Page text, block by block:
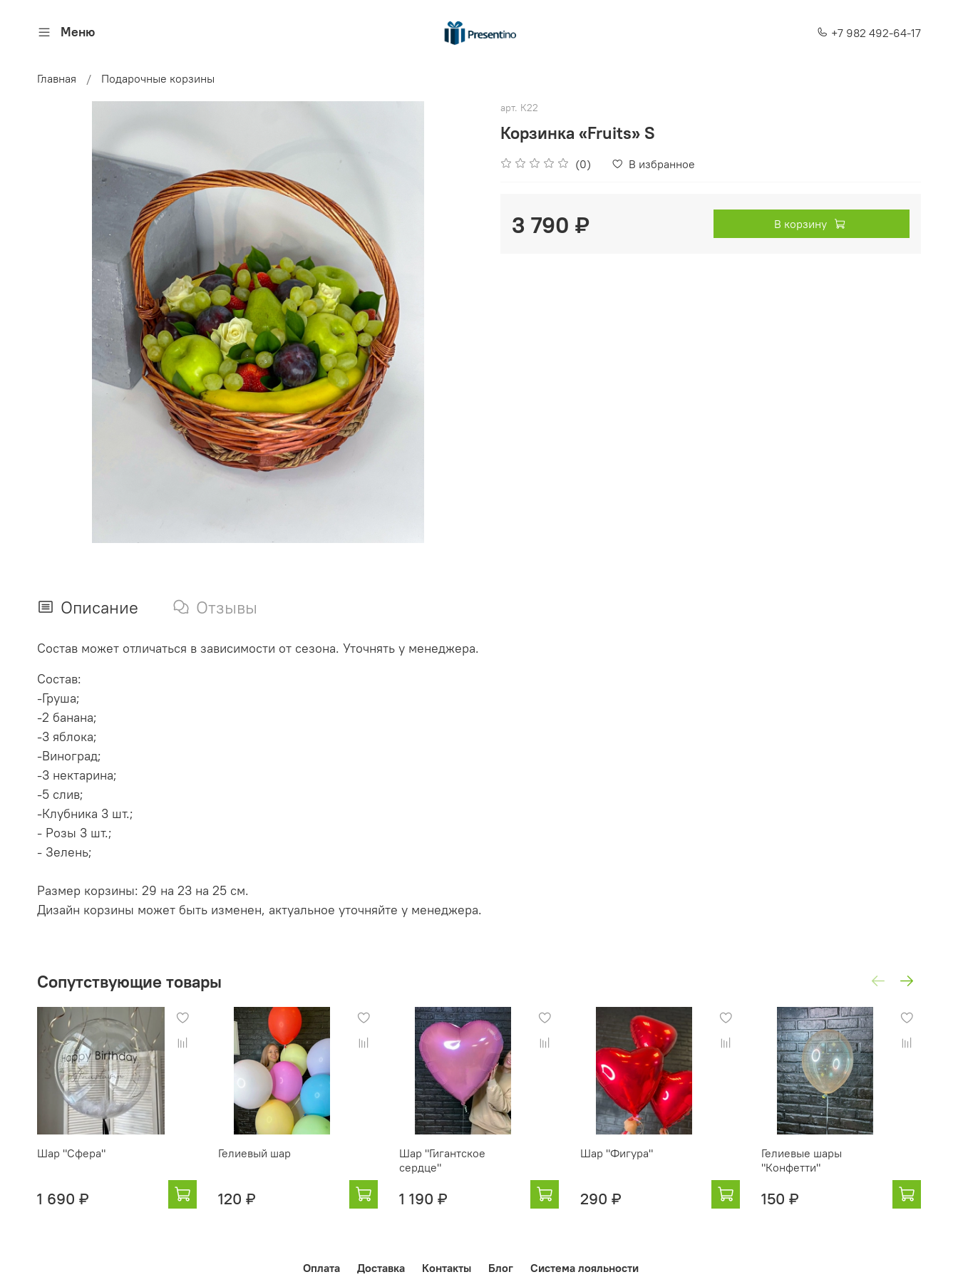
Меню +7 982 492-64-17
Главная Подарочные корзины
арт. К22
Корзинка «Fruits» S
(0) В избранное
3 790 ₽ В корзину
Описание Отзывы
Состав может отличаться в зависимости от сезона. Уточнять у менеджера.
Состав:
-Груша;
-2 банана;
-3 яблока;
-Виноград;
-3 нектарина;
-5 слив;
-Клубника 3 шт.;
- Розы 3 шт.;
- Зелень;
Размер корзины: 29 на 23 на 25 см.
Дизайн корзины может быть изменен, актуальное уточняйте у менеджера.
Сопутствующие товары
Шар "Сфера"
1 690 ₽
Гелиевый шар
120 ₽
Шар "Гигантское
сердце"
1 190 ₽
Шар "Фигура"
290 ₽
Гелиевые шары
"Конфетти"
150 ₽
Оплата Доставка Контакты Блог Система лояльности